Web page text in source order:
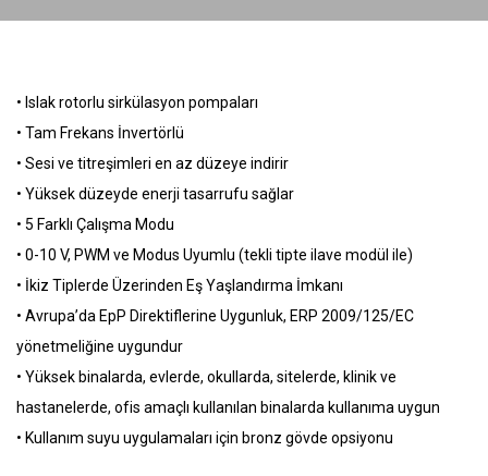
• Islak rotorlu sirkülasyon pompaları
• Tam Frekans İnvertörlü
• Sesi ve titreşimleri en az düzeye indirir
• Yüksek düzeyde enerji tasarrufu sağlar
• 5 Farklı Çalışma Modu
• 0-10 V, PWM ve Modus Uyumlu (tekli tipte ilave modül ile)
• İkiz Tiplerde Üzerinden Eş Yaşlandırma İmkanı
• Avrupa’da EpP Direktiflerine Uygunluk, ERP 2009/125/EC
yönetmeliğine uygundur
• Yüksek binalarda, evlerde, okullarda, sitelerde, klinik ve
hastanelerde, ofis amaçlı kullanılan binalarda kullanıma uygun
• Kullanım suyu uygulamaları için bronz gövde opsiyonu